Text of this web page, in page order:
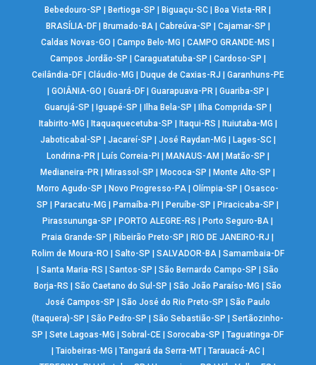
Bebedouro-SP
Bertioga-SP Biguaçu-SC Boa Vista-RR
BRASÍLIA-DF| Brumado-BA| Cabreúva-SP Cajamar-SP
Caldas Novas-GO
|Campo Belo-MG |CAMPO GRANDE-MS
Campos Jordão-SP
Caraguatatuba-SP Cardoso-SP
Ceilândia-DF| Cláudio-MG Duque de Caxias-RJ
Garanhuns-PE
GOIÂNIA-GO Guará-DF| Guarapuava-PR| Guariba-SP
Guarujá-SP
Iguapé-SP Ilha Bela-SP Ilha Comprida-SP
Itabirito-MG
Itaquaquecetuba-SP Itaqui-RS Ituiutaba-MG
Jaboticabal-SP
Jacareí-SP José Raydan-MG Lages-SC|
Londrina-PR| Luís Correia-PI MANAUS-AM Matão-SP
Medianeira-PR
Mirassol-SP Mococa-SP Monte Alto-SP
Morro Agudo-SP
Novo Progresso-PA |Olímpia-SP |Osasco-
SP
Paracatu-MG Parnaíba-PI Peruíbe-SP Piracicaba-SP
Pirassununga-SP
PORTO ALEGRE-RS Porto Seguro-BA
Praia Grande-SP
Ribeirão Preto-SP RIO DE JANEIRO-RJ
Rolim de Moura-RO
Salto-SP SALVADOR-BA| Samambaia-DF
|Santa Maria-RS |Santos-SP |São Bernardo Campo-SP |São
Borja-RS
|São Caetano do Sul-SP |São João Paraíso-MG |São
José Campos-SP
|São José do Rio Preto-SP |São Paulo
(Itaquera)-SP
|São Pedro-SP |São Sebastião-SP |Sertãozinho-
SP
|Sete Lagoas-MG |Sobral-CE |Sorocaba-SP |Taguatinga-DF
Taiobeiras-MG Tangará da Serra-MT| Tarauacá-AC|